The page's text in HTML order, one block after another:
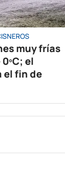
muy frías
el
el fin de